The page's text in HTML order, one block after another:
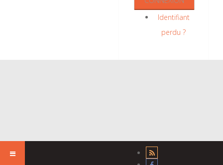
Identifiant
perdu ?